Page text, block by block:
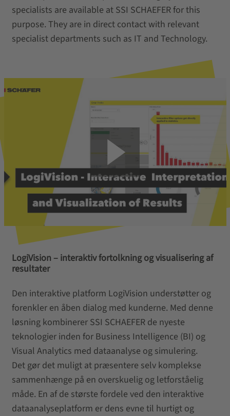
specialists are available at SSI SCHAEFER for this
purpose. They are in direct contact with relevant
specialist departments such as IT and Technology.
LogiVision – interaktiv fortolkning og visualisering af
resultater
Den interaktive platform LogiVision understøtter og
forenkler en åben dialog med kunderne. Med denne
løsning kombinerer SSI SCHAEFER de nyeste
teknologier inden for Business Intelligence (BI) og
Visual Analytics med dataanalyse og simulering.
Det gør det muligt at præsentere selv komplekse
sammenhænge på en overskuelig og letforståelig
måde. En af de største fordele ved den interaktive
dataanalyseplatform er dens evne til hurtigt og